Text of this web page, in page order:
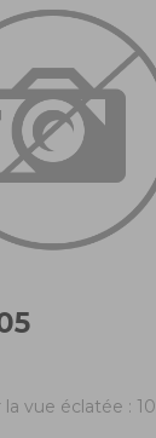
la vue éclatée : 10